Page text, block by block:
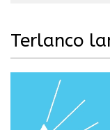
Terlanco